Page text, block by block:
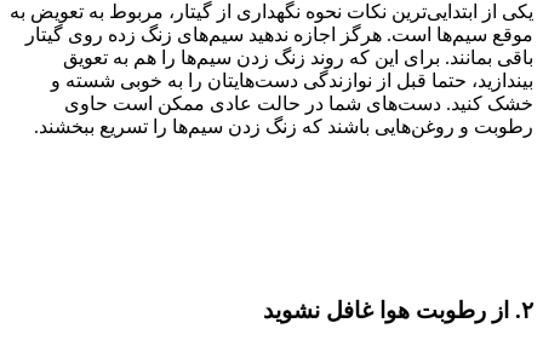
یکی از ابتدایی‌ترین نکات نحوه نگهداری از گیتار، مربوط به تعویض به
موقع سیم‌ها است. هرگز اجازه ندهید سیم‌های زنگ زده روی گیتار
باقی بمانند. برای این که روند زنگ زدن سیم‌ها را هم به تعویق
بیندازید، حتما قبل از نوازندگی دست‌هایتان را به خوبی شسته و
خشک کنید. دست‌های شما در حالت عادی ممکن است حاوی
رطوبت و روغن‌هایی باشند که زنگ زدن سیم‌ها را تسریع ببخشند.
۲. از رطوبت هوا غافل نشوید